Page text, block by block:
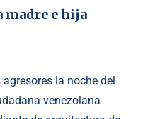
madre e hija
la noche del
venezolana